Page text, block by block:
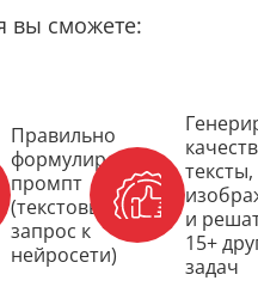
вы сможете:
Правильно
формулировать
промпт
(текстовый
запрос к
нейросети)
тексты,
и
15+
задач